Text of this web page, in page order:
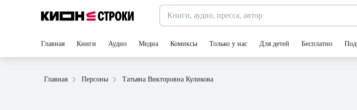
Главная Книги Аудио Медиа Комиксы Только у нас Для детей Бесплатно
Главная Персоны Татьяна Викторовна Куликова